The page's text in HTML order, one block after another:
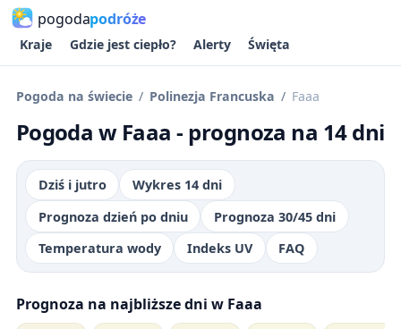
pogodapodróże
Kraje Gdzie jest ciepło? Alerty Święta
Pogoda na świecie Polinezja Francuska Faaa
Pogoda w Faaa - prognoza na 14 dni
Dziś i jutro
Wykres 14 dni
Prognoza dzień po dniu
Prognoza 30/45 dni
Temperatura wody
Indeks UV FAQ
Prognoza na najbliższe dni w Faaa